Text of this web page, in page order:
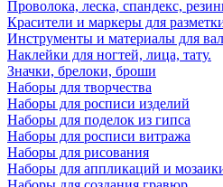
Проволока, леска, спандекс,
Красители и маркеры для
Инструменты и материалы для
Наклейки для ногтей, лица, тату.
Значки, брелоки, броши
Наборы для творчества
Наборы для росписи изделий
Наборы для поделок из гипса
Наборы для росписи витража
Наборы для рисования
Наборы для аппликаций и